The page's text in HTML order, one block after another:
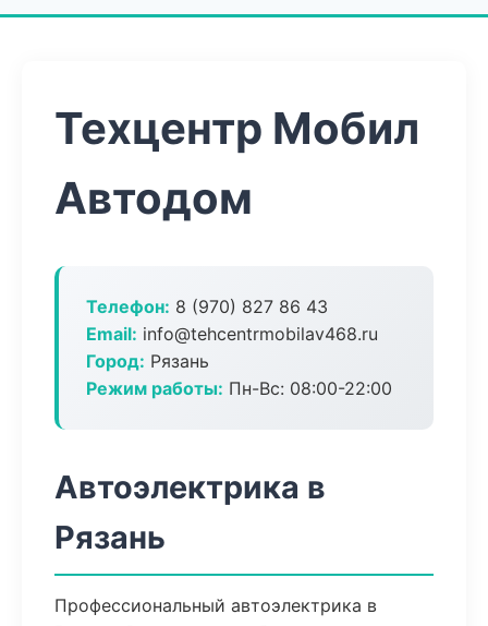
Техцентр Мобил
Автодом
Телефон: 8 (970) 827 86 43
Email: info@tehcentrmobilav468.ru
Город: Рязань
Режим работы: Пн-Вс: 08:00-22:00
Автоэлектрика в
Рязань
Профессиональный автоэлектрика в